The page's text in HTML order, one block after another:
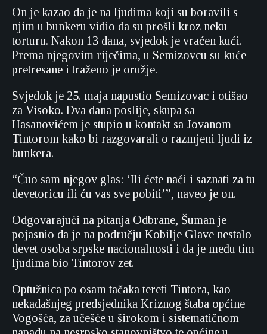
On je kazao da je na ljudima koji su boravili s
njim u bunkeru vidio da su prošli kroz neku
torturu. Nakon 13 dana, svjedok je vraćen kući.
Prema njegovim riječima, u Semizovcu su kuće
pretresane i traženo je oružje.
Svjedok je 25. maja napustio Semizovac i otišao
za Visoko. Dva dana poslije, skupa sa
Hasanovićem je stupio u kontakt sa Jovanom
Tintorom kako bi razgovarali o razmjeni ljudi iz
bunkera.
“Čuo sam njegov glas: ‘Ili ćete naći i saznati za tu
devetoricu ili ću vas sve pobiti’”, naveo je on.
Odgovarajući na pitanja Odbrane, Šuman je
pojasnio da je na području Kobilje Glave nestalo
devet osoba srpske nacionalnosti i da je među tim
ljudima bio Tintorov zet.
Optužnica po osam tačaka tereti Tintora, kao
nekadašnjeg predsjednika Kriznog štaba općine
Vogošća, za učešće u širokom i sistematičnom